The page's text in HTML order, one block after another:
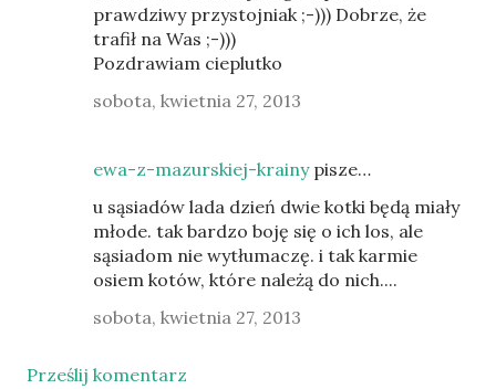
prawdziwy przystojniak ;-))) Dobrze, że
trafił na Was ;-)))
Pozdrawiam cieplutko
sobota, kwietnia 27, 2013
ewa-z-mazurskiej-krainypisze…
u sąsiadów lada dzień dwie kotki będą miały
młode. tak bardzo boję się o ich los, ale
sąsiadom nie wytłumaczę. i tak karmie
osiem kotów, które należą do nich....
sobota, kwietnia 27, 2013
Prześlij komentarz